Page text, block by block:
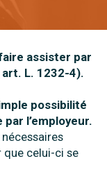
assister par
art. L. 1232-4).
possibilité
l’employeur.
que celui-ci se